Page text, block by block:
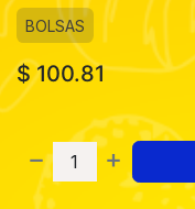
BOLSAS
$100.81